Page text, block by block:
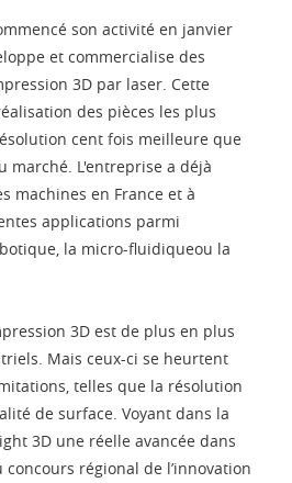
son activité en janvier
et commercialise des
3D par laser. Cette
des pièces les plus
cent fois meilleure que
marché. L'entreprise a déjà
machines en France et à
applications parmi
la micro-fluidiqueou la
3D est de plus en plus
Mais ceux-ci se heurtent
telles que la résolution
de surface. Voyant dans la
3D une réelle avancée dans
régional de l’innovation